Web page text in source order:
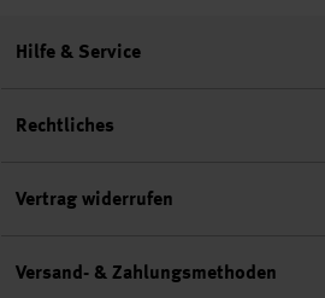
Hilfe & Service
Rechtliches
Vertrag widerrufen
Versand- & Zahlungsmethoden